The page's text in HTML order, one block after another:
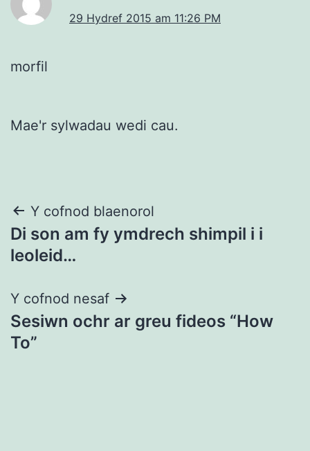
29 Hydref 2015 am 11:26 PM
morfil
Mae'r sylwadau wedi cau.
Llywio
cofnod
Y cofnod blaenorol
Di son am fy ymdrech shimpil i i
leoleid…
Y cofnod nesaf
Sesiwn ochr ar greu fideos “How
To”